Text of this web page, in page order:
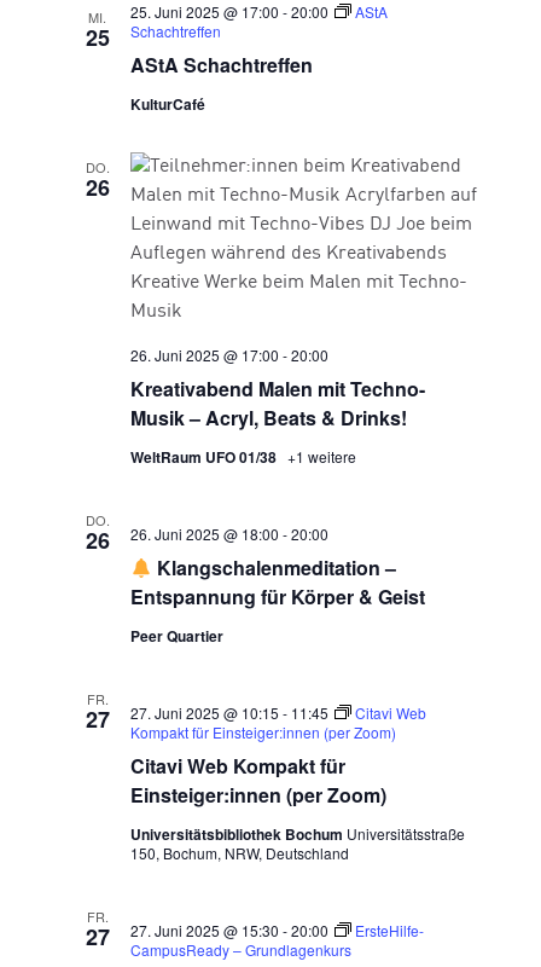
MI.
25
AStA Schachtreffen
25. Juni 2025 @ 17:00 -20:00
AStA
Schachtreffen
KulturCafé
DO.
26
Kreativabend Malen mit Techno-
Musik – Acryl, Beats & Drinks!
26. Juni 2025 @ 17:00 -20:00
WeltRaum UFO 01/38 +1 weitere
DO.
26
Klangschalenmeditation –
Entspannung für Körper & Geist
26. Juni 2025 @ 18:00 -20:00
Peer Quartier
FR.
27
Citavi Web Kompakt für
Einsteiger:innen (per Zoom)
27. Juni 2025 @ 10:15 - 11:45
Citavi Web
Kompakt für Einsteiger:innen (per Zoom)
Universitätsbibliothek Bochum Universitätsstraße
150, Bochum, NRW, Deutschland
FR.
27 27. Juni 2025 @ 15:30 -20:00
ErsteHilfe-
CampusReady – Grundlagenkurs